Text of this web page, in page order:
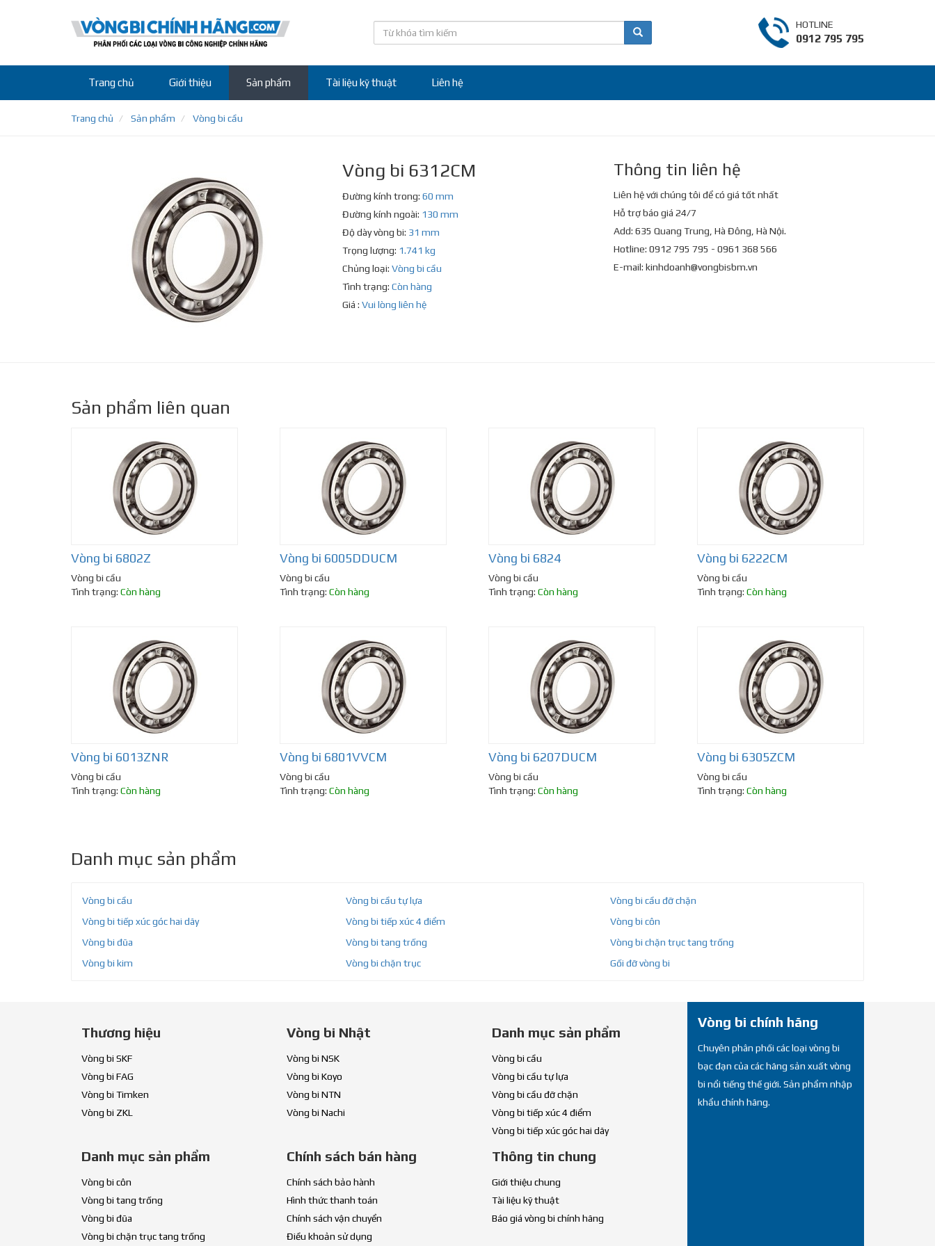
HOTLINE
0912 795 795
Trang chủ Giới thiệu Sản phẩm Tài liệu kỹ thuật Liên hệ
Trang chủ Sản phẩm Vòng bi cầu
Vòng bi 6312CM
Đường kính trong: 60 mm
Đường kính ngoài: 130 mm
Độ dày vòng bi: 31 mm
Trọng lượng: 1.741 kg
Chủng loại: Vòng bi cầu
Tình trạng: Còn hàng
Giá : Vui lòng liên hệ
Thông tin liên hệ
Liên hệ với chúng tôi để có giá tốt nhất
Hỗ trợ báo giá 24/7
Add: 635 Quang Trung, Hà Đông, Hà Nội.
Hotline: 0912 795 795 - 0961 368 566
E-mail: kinhdoanh@vongbisbm.vn
Sản phẩm liên quan
Vòng bi 6802Z
Vòng bi cầu
Tình trạng: Còn hàng
Vòng bi 6005DDUCM
Vòng bi cầu
Tình trạng: Còn hàng
Vòng bi 6824
Vòng bi cầu
Tình trạng: Còn hàng
Vòng bi 6222CM
Vòng bi cầu
Tình trạng: Còn hàng
Vòng bi 6013ZNR
Vòng bi cầu
Tình trạng: Còn hàng
Vòng bi 6801VVCM
Vòng bi cầu
Tình trạng: Còn hàng
Vòng bi 6207DUCM
Vòng bi cầu
Tình trạng: Còn hàng
Vòng bi 6305ZCM
Vòng bi cầu
Tình trạng: Còn hàng
Danh mục sản phẩm
Vòng bi cầu Vòng bi cầu tự lựa
Vòng bi cầu đỡ chặn
Vòng bi tiếp xúc góc hai dãy
Vòng bi tiếp xúc 4 điểm
Vòng bi côn
Vòng bi đũa
Vòng bi tang trống
Vòng bi chặn trục tang trống
Vòng bi kim
Vòng bi chặn trục Gối đỡ vòng bi
Thương hiệu
Vòng bi SKF
Vòng bi FAG
Vòng bi Timken
Vòng bi ZKL
Vòng bi Nhật
Vòng bi NSK
Vòng bi Koyo
Vòng bi NTN
Vòng bi Nachi
Danh mục sản phẩm
Vòng bi cầu
Vòng bi cầu tự lựa
Vòng bi cầu đỡ chặn
Vòng bi tiếp xúc 4 điểm
Vòng bi tiếp xúc góc hai dãy
Danh mục sản phẩm
Vòng bi côn
Vòng bi tang trống
Vòng bi đũa
Vòng bi chặn trục tang trống
Chính sách bán hàng
Chính sách bảo hành
Hình thức thanh toán
Chính sách vận chuyển
Điều khoản sử dụng
Thông tin chung
Giới thiệu chung
Tài liệu kỹ thuật
Báo giá vòng bi chính hãng
Vòng bi chính hãng
Chuyên phân phối các loại vòng bi
bạc đạn của các hãng sản xuất vòng
bi nổi tiếng thế giới. Sản phẩm nhập
khẩu chính hãng.